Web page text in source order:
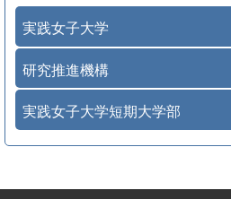
実践女子大学
研究推進機構
実践女子大学短期大学部